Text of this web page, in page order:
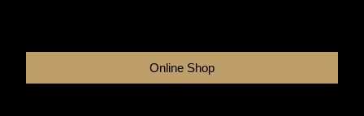
Online Shop